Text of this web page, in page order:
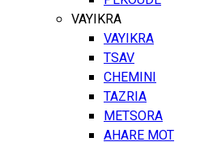
VAYIKRA
VAYIKRA
TSAV
CHEMINI
TAZRIA
METSORA
AHARE MOT